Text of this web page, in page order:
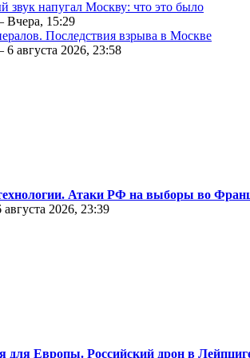
звук напугал Москву: что это было
15:29
Последствия взрыва в Москве
августа 2026, 23:58
Атаки РФ на выборы во
2026, 23:39
для Европы. Российский дрон в